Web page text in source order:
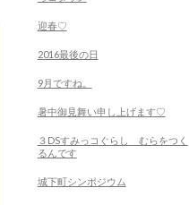
迎春♡
2016最後の日
9月ですね。
暑中御見舞い申し上げます♡
３DSすみっコぐらし むらをつく
るんです
城下町シンポジウム